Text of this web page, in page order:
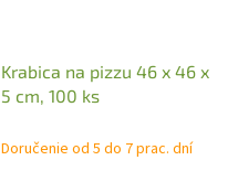
Krabica na pizzu 46 x 46 x
5 cm, 100 ks
Doručenie od 5 do 7 prac. dní